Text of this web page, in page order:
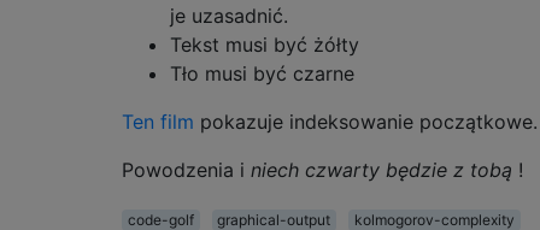
je uzasadnić.
Tekst musi być żółty
Tło musi być czarne
Ten film pokazuje indeksowanie początkowe.
Powodzenia i niech czwarty będzie z tobą !
code-golf graphical-output
kolmogorov-complexity